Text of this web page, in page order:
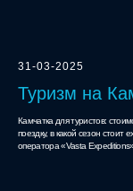
31-03-2025
Туризм на
Камчатка для туристов:
поездку, в какой сезон
оператора «Vasta Expeditions».